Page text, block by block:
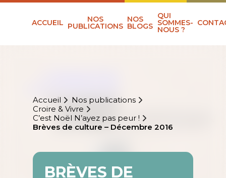
ACCUEIL NOS
PUBLICATIONS
NOS
BLOGS
QUI
SOMMES-
NOUS ?
Accueil
Nos publications
Croire & Vivre
C’est Noël N’ayez pas peur !
Brèves de culture – Décembre 2016
BRÈVES DE